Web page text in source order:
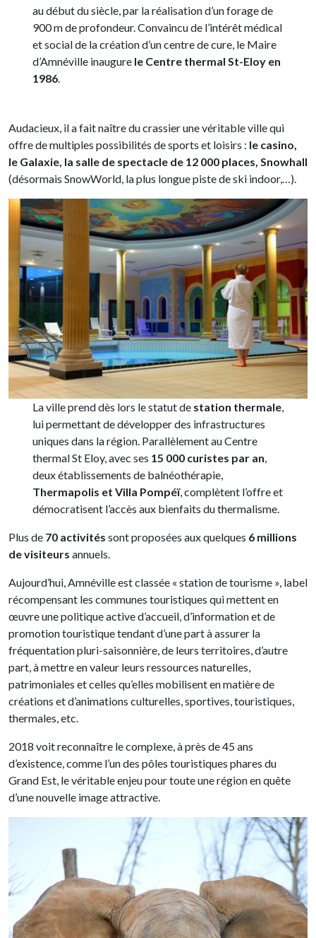
au début du siècle, par la réalisation d’un forage de
900 m de profondeur. Convaincu de l’intérêt médical
et social de la création d’un centre de cure, le Maire
d’Amnéville inaugure le Centre thermal St-Eloy en
1986.
Audacieux, il a fait naître du crassier une véritable ville qui
offre de multiples possibilités de sports et loisirs : le casino,
le Galaxie, la salle de spectacle de 12 000 places, Snowhall
(désormais SnowWorld, la plus longue piste de ski indoor,…).
La ville prend dès lors le statut de station thermale,
lui permettant de développer des infrastructures
uniques dans la région. Parallèlement au Centre
thermal St Eloy, avec ses 15 000 curistes par an
deux établissements de balnéothérapie,
Thermapolis et Villa Pompéï, complètent l’offre et
démocratisent l’accès aux bienfaits du thermalisme.
Plus de 70 activités sont proposées aux quelques 6 millions
de visiteurs annuels.
Aujourd’hui, Amnéville est classée « station de tourisme », label
récompensant les communes touristiques qui mettent en
œuvre une politique active d’accueil, d’information et de
promotion touristique tendant d’une part à assurer la
fréquentation pluri-saisonnière, de leurs territoires, d’autre
part, à mettre en valeur leurs ressources naturelles,
patrimoniales et celles qu’elles mobilisent en matière de
créations et d’animations culturelles, sportives, touristiques,
thermales, etc.
2018 voit reconnaître le complexe, à près de 45 ans
d’existence, comme l’un des pôles touristiques phares du
Grand Est, le véritable enjeu pour toute une région en quête
d’une nouvelle image attractive.